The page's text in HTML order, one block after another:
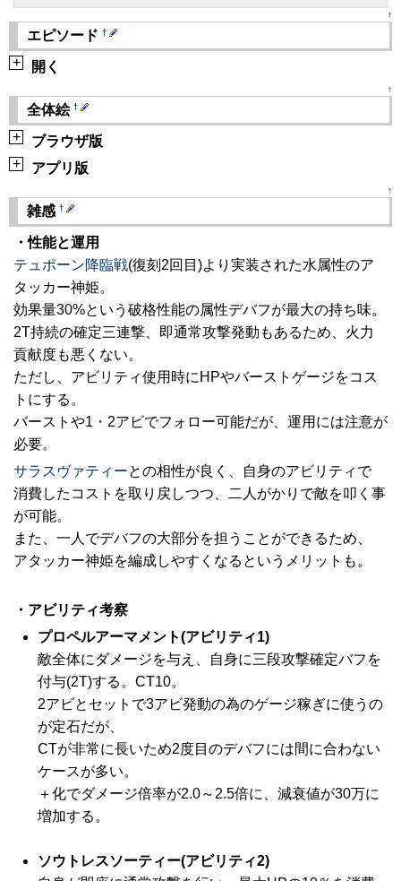
↑
エピソード †
+ 開く
↑
全体絵 †
+
ブラウザ版
+
アプリ版
↑
雑感 †
・性能と運用
テュポーン降臨戦(復刻2回目)より実装された水属性のア
タッカー神姫。
効果量30%という破格性能の属性デバフが最大の持ち味。
2T持続の確定三連撃、即通常攻撃発動もあるため、火力
貢献度も悪くない。
ただし、アビリティ使用時にHPやバーストゲージをコス
トにする。
バーストや1・2アビでフォロー可能だが、運用には注意が
必要。
サラスヴァティーとの相性が良く、自身のアビリティで
消費したコストを取り戻しつつ、二人がかりで敵を叩く事
が可能。
また、一人でデバフの大部分を担うことができるため、
アタッカー神姫を編成しやすくなるというメリットも。
・アビリティ考察
プロペルアーマメント(アビリティ1)
敵全体にダメージを与え、自身に三段攻撃確定バフを
付与(2T)する。CT10。
2アビとセットで3アビ発動の為のゲージ稼ぎに使うの
が定石だが、
CTが非常に長いため2度目のデバフには間に合わない
ケースが多い。
＋化でダメージ倍率が2.0～2.5倍に、減衰値が30万に
増加する。
ソウトレスソーティー(アビリティ2)